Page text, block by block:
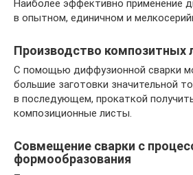
Наиболее эффективно применение
в опытном, единичном и
Производство композитных
С помощью диффузионной сварки
большие заготовки значительной
в последующем, прокаткой
композиционные листы.
Совмещение сварки с
формообразования